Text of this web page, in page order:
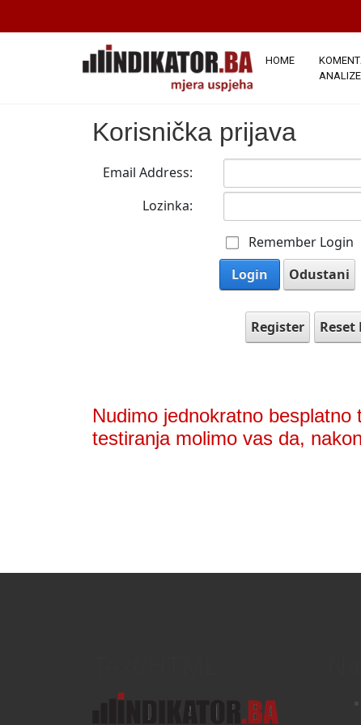
HOME
ANALIZE
Korisnička prijava
Email Address:
Lozinka:
Remember Login
Login
Odustani
Register Reset
Nudimo jednokratno
testiranja molimo vas da,